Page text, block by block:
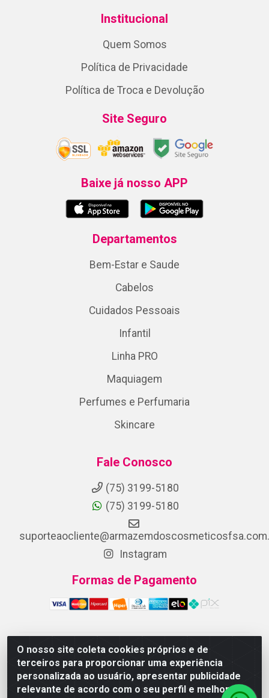
O nosso site coleta cookies próprios e de
terceiros para proporcionar uma experiência
personalizada ao usuário, apresentar publicidade
relevante de acordo com o seu perfil e melhorar a
Institucional
Quem Somos
Política de Privacidade
Política de Troca e Devolução
Site Seguro
Baixe já nosso APP
Departamentos
Bem-Estar e Saude
Cabelos
Cuidados Pessoais
Infantil
Linha PRO
Maquiagem
Perfumes e Perfumaria
Skincare
Fale Conosco
(75) 3199-5180
(75) 3199-5180
Instagram
Formas de Pagamento
ARMAZEM DOS COSMETICOS DISTRIBUIDORA LTDA -
Av.Transnordestina, 2222 - Parque Ipê, Feira de
Santana/BA - CEP 44.054-008 - CNPJ 07.246.802/0001-
25